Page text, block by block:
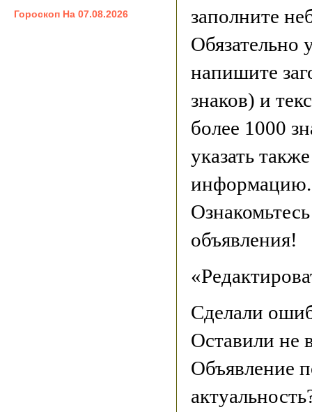
Гороскоп На 07.08.2026
заполните
Обязательно
напишите
знаков) и
более 1000
указать
информацию.
объявления!
Сделали
Оставили не
Объявление